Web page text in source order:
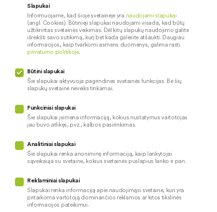
Apie mus
Kontaktai
Karjera
Socialinė atsakomybė
Palūkanų normos
Paslaugų teikimo sąlygos ir
įkainiai
Pranešėjų apsauga
Privatumo politika
Naudojami slapukai
Pinigų plovimo prevencija
Skundų nagrinėjimas
Prieinamumo pareiškimas
Slapukai
Informuojame, kad šioje svetainėje yra naudojami slapukai
(angl. Cookies). Būtinieji slapukai naudojami visada, kad būtų
užtikrintas svetainės veikimas. Dėl kitų slapukų naudojimo galite
išreikšti savo sutikimą, kurį bet kada galėsite atšaukti. Daugiau
informacijos, kaip tvarkomi asmens duomenys, galima rasti
privatumo politikoje.
Būtini slapukai
Šie slapukai aktyvuoja pagrindines svetainės funkcijas. Be šių
slapukų svetainė neveiks tinkamai.
Funkciniai slapukai
Šie slapukai įsimena informaciją, kokius nustatymus vartotojas
jau buvo atlikęs, pvz., kalbos pasirinkimas.
Analitiniai slapukai
Šie slapukai renka anoniminę informaciją, kaip lankytojai
sąveikauja su svetaine, kokius svetainės puslapius lanko ir pan.
Reklaminiai slapukai
Slapukai renka informaciją apie naudojimąsi svetaine, kuri yra
pritaikoma vartotoją dominančios reklamos ar kitos tikslinės
informacijos pateikimui.